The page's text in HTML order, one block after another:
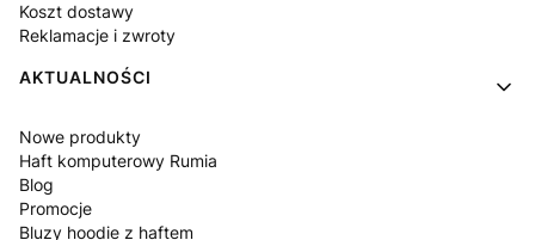
Koszt dostawy
Reklamacje i zwroty
AKTUALNOŚCI
Nowe produkty
Haft komputerowy Rumia
Blog
Promocje
Bluzy hoodie z haftem